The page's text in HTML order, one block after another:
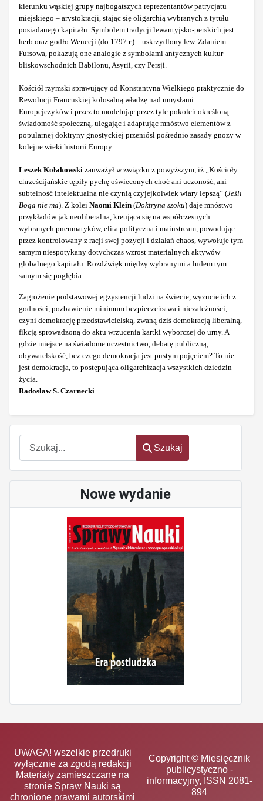
Szukaj
Szukaj
Nowe wydanie
kierunku wąskiej grupy najbogatszych reprezentantów patrycjatu
miejskiego – arystokracji, stając się oligarchią wybranych z tytułu
posiadanego kapitału. Symbolem tradycji lewantyjsko-perskich jest
herb oraz godło Wenecji (do 1797 r.) – uskrzydlony lew. Zdaniem
Fursowa, pokazują one analogie z symbolami antycznych kultur
bliskowschodnich Babilonu, Asyrii, czy Persji.
Kościół rzymski sprawujący od Konstantyna Wielkiego praktycznie do
Rewolucji Francuskiej kolosalną władzę nad umysłami
Europejczyków i przez to modelując przez tyle pokoleń określoną
świadomość społeczną, ulegając i adaptując mnóstwo elementów z
popularnej doktryny gnostyckiej przeniósł pośrednio zasady gnozy w
kolejne wieki historii Europy.
Leszek Kołakowski zauważył w związku z powyższym, iż „Kościoły
chrześcijańskie tępiły pychę oświeconych choć ani uczoność, ani
subtelność intelektualna nie czynią czyjejkolwiek wiary lepszą” (Jeśli
Boga nie ma). Z kolei Naomi Klein (Doktryna szoku) daje mnóstwo
przykładów jak neoliberalna, kreująca się na współczesnych
wybranych pneumatyków, elita polityczna i mainstream, powodując
przez kontrolowany z racji swej pozycji i działań chaos, wywołuje tym
samym niespotykany dotychczas wzrost materialnych aktywów
globalnego kapitału. Rozdźwięk między wybranymi a ludem tym
samym się pogłębia.
Zagrożenie podstawowej egzystencji ludzi na świecie, wyzucie ich z
godności, pozbawienie minimum bezpieczeństwa i niezależności,
czyni demokrację przedstawicielską, zwaną dziś demokracją liberalną,
fikcją sprowadzoną do aktu wrzucenia kartki wyborczej do urny. A
gdzie miejsce na świadome uczestnictwo, debatę publiczną,
obywatelskość, bez czego demokracja jest pustym pojęciem? To nie
jest demokracja, to postępująca oligarchizacja wszystkich dziedzin
życia.
Radosław S. Czarnecki
UWAGA! wszelkie przedruki
wyłącznie za zgodą redakcji
Materiały zamieszczane na
stronie Spraw Nauki są
chronione prawami autorskimi
Copyright © Miesięcznik
publicystyczno -
informacyjny, ISSN 2081-
894